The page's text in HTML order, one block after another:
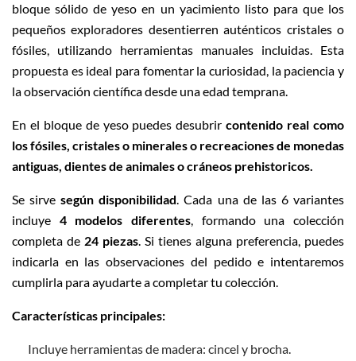
bloque sólido de yeso en un yacimiento listo para que los
pequeños exploradores desentierren auténticos cristales o
fósiles, utilizando herramientas manuales incluidas. Esta
propuesta es ideal para fomentar la curiosidad, la paciencia y
la observación científica desde una edad temprana.
En el bloque de yeso puedes desubrircontenido real como
los fósiles, cristales o minerales o recreaciones de monedas
antiguas, dientes de animales o cráneos prehistoricos.
Se sirvesegún disponibilidad. Cada una de las 6 variantes
incluye 4 modelos diferentes, formando una colección
completa de 24 piezas. Si tienes alguna preferencia, puedes
indicarla en las observaciones del pedido e intentaremos
cumplirla para ayudarte a completar tu colección.
Características principales:
Incluye herramientas de madera: cincel y brocha.